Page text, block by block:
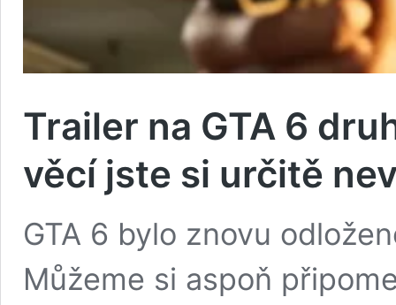
Trailer na GTA 6
věcí jste si určitě
GTA 6 bylo znovu
Můžeme si aspoň